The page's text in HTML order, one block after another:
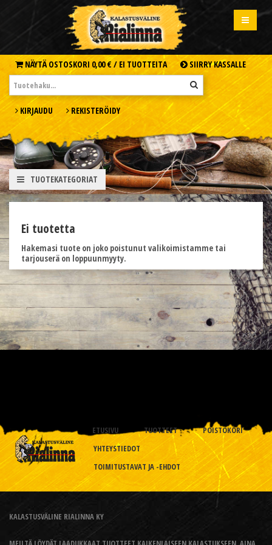
NÄYTÄ OSTOSKORI 0,00 € / EI TUOTTEITA SIIRRY KASSALLE
KIRJAUDU REKISTERÖIDY
TUOTEKATEGORIAT
Ei tuotetta
Hakemasi tuote on joko poistunut valikoimistamme tai
tarjouserä on loppuunmyyty.
ETUSIVU TUOTTEET
POISTOKORI
YHTEYSTIEDOT
TOIMITUSTAVAT JA -EHDOT
KALASTUSVÄLINE RIALINNA KY